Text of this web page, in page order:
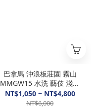
巴拿馬 沖浪板莊園 霧山
MMGW15 水洗 藝伎 淺焙
咖啡豆
NT$1,050 ~ NT$4,800
NT$6,000